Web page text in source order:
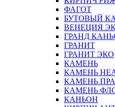
ФАГОТ
БУТОВЫЙ
ВЕНЕЦИЯ
ГРАНД
ГРАНИТ
ГРАНИТ ЭКО
КАМЕНЬ
КАМЕНЬ
КАМЕНЬ
КАМЕНЬ
КАНЬОН